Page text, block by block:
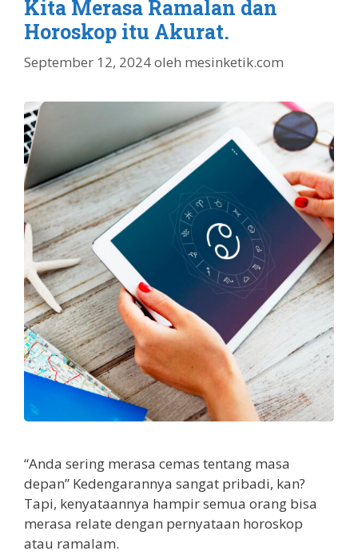
Kita Merasa Ramalan dan
Horoskop itu Akurat.
September 12, 2024oleh mesinketik.com
“Anda sering merasa cemas tentang masa
depan” Kedengarannya sangat pribadi, kan?
Tapi, kenyataannya hampir semua orang bisa
merasa relate dengan pernyataan horoskop
atau ramalam.